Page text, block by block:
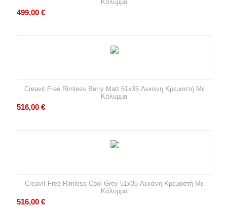
Κάλυμμα
499,00 €
Creavit Free Rimless Berry Matt 51x35 Λεκάνη Κρεμαστή Με
Κάλυμμα
516,00 €
Creavit Free Rimless Cool Grey 51x35 Λεκάνη Κρεμαστή Με
Κάλυμμα
516,00 €